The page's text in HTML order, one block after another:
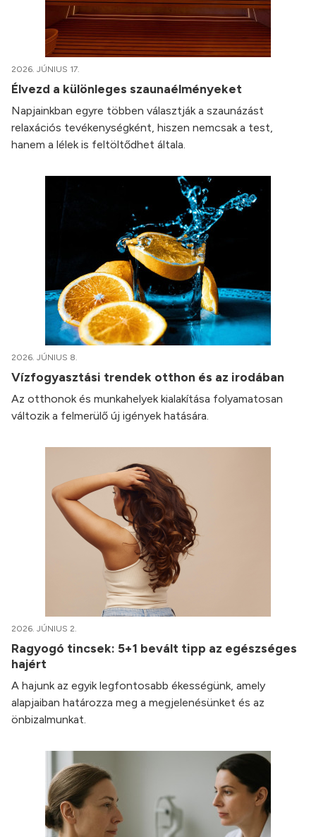
2026. JÚNIUS 17.
Élvezd a különleges szaunaélményeket
Napjainkban egyre többen választják a szaunázást
relaxációs tevékenységként, hiszen nemcsak a test,
hanem a lélek is feltöltődhet általa.
2026. JÚNIUS 8.
Vízfogyasztási trendek otthon és az irodában
Az otthonok és munkahelyek kialakítása folyamatosan
változik a felmerülő új igények hatására.
2026. JÚNIUS 2.
Ragyogó tincsek: 5+1 bevált tipp az egészséges
hajért
A hajunk az egyik legfontosabb ékességünk, amely
alapjaiban határozza meg a megjelenésünket és az
önbizalmunkat.